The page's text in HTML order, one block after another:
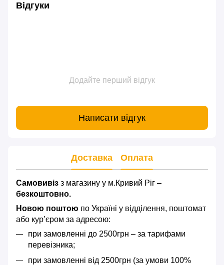
Відгуки
Додайте перший відгук
Написати відгук
Доставка Оплата
Самовивіз з магазину у м.Кривий Ріг –
безкоштовно.
Новою поштою по Україні у відділення, поштомат
або кур’єром за адресою:
при замовленні до 2500грн – за тарифами
перевізника;
при замовленні від 2500грн (за умови 100%